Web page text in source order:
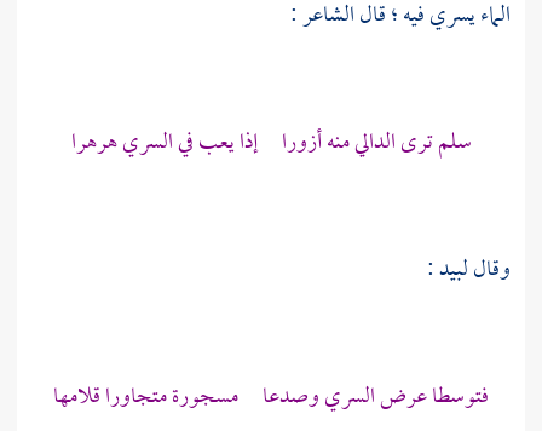
الماء يسري فيه ؛ قال الشاعر :
سلم ترى الدالي منه أزورا إذا يعب في السري هرهرا
وقاللبيد:
فتوسطا عرض السري وصدعا مسجورة متجاورا قلامها